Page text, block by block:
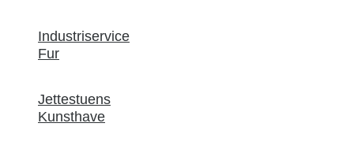
Industriservice
Fur
Jettestuens
Kunsthave